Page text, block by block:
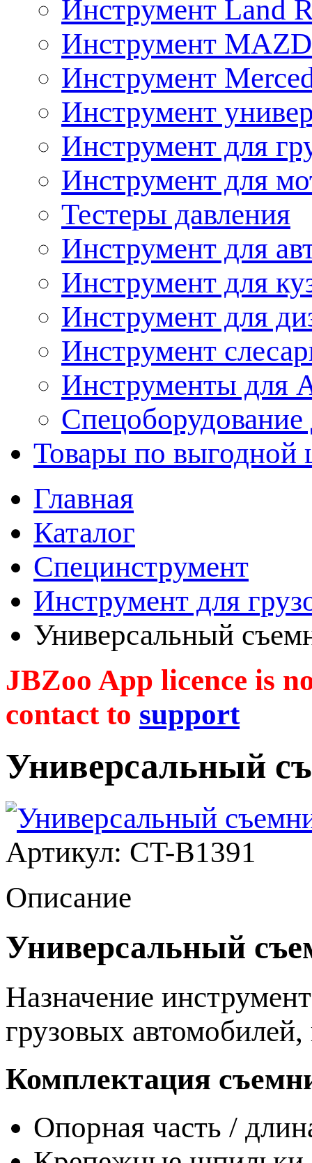
Инструмент Land
Инструмент
Инструмент
Инструмент
Инструмент для
Инструмент для
Тестеры давления
Инструмент для
Инструмент для
Инструмент для
Инструмент
Инструменты
Спецоборудование
Товары по выгодной
Главная
Каталог
Специнструмент
Инструмент для
Универсальный
JBZoo App licence is
contact to support
Универсальный
Артикул: CT-B1391
Описание
Универсальный
Назначение
грузовых
Комплектация
Опорная часть /